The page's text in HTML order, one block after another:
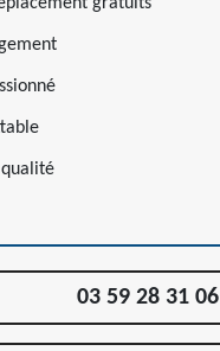
03 59 28 31 06